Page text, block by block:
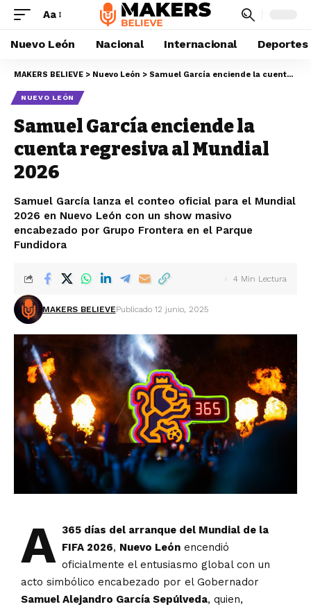
Aa
Nuevo León Nacional Internacional Deportes
MAKERS BELIEVE > Nuevo León > Samuel García enciende la cuenta regresiva al Mundial 2026
NUEVO LEÓN
Samuel García enciende la
cuenta regresiva al Mundial
2026
Samuel García lanza el conteo oficial para el Mundial
2026 en Nuevo León con un show masivo
encabezado por Grupo Frontera en el Parque
Fundidora
MAKERS BELIEVEPublicado 12 junio, 2025
4 Min Lectura
A 365 días del arranque del Mundial de la
FIFA 2026, Nuevo Leónencendió
oficialmente el entusiasmo global con un
acto simbólico encabezado por el Gobernador
Samuel Alejandro García Sepúlveda, quien,